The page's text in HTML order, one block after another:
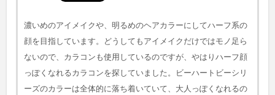
濃いめのアイメイクや、明るめのヘアカラーにしてハーフ系の
顔を目指しています。どうしてもアイメイクだけではモノ足ら
ないので、カラコンも使用しているのですが、やはりハーフ顔
っぽくなれるカラコンを探していました。ビーハートビーシリ
ーズのカラーは全体的に落ち着いていて、大人っぽくなれるの